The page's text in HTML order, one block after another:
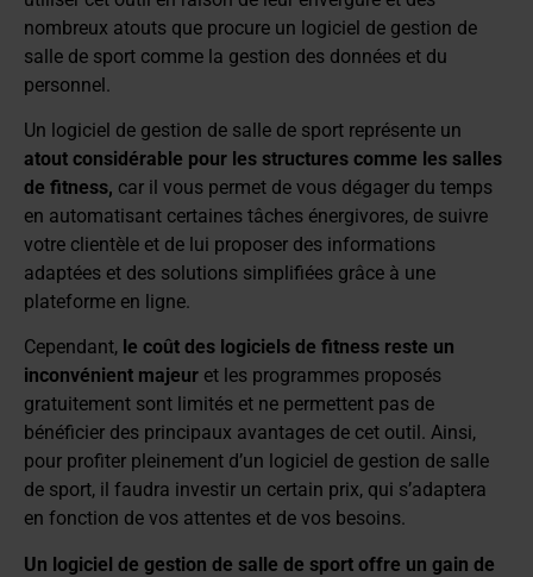
nombreux atouts que procure un logiciel de gestion de
salle de sport comme la gestion des données et du
personnel.
Un logiciel de gestion de salle de sport représente un
atout considérable pour les structures comme les salles
de fitness, car il vous permet de vous dégager du temps
en automatisant certaines tâches énergivores, de suivre
votre clientèle et de lui proposer des informations
adaptées et des solutions simplifiées grâce à une
plateforme en ligne.
Cependant, le coût des logiciels de fitness reste un
inconvénient majeur et les programmes proposés
gratuitement sont limités et ne permettent pas de
bénéficier des principaux avantages de cet outil. Ainsi,
pour profiter pleinement d’un logiciel de gestion de salle
de sport, il faudra investir un certain prix, qui s’adaptera
en fonction de vos attentes et de vos besoins.
Un logiciel de gestion de salle de sport offre un gain de